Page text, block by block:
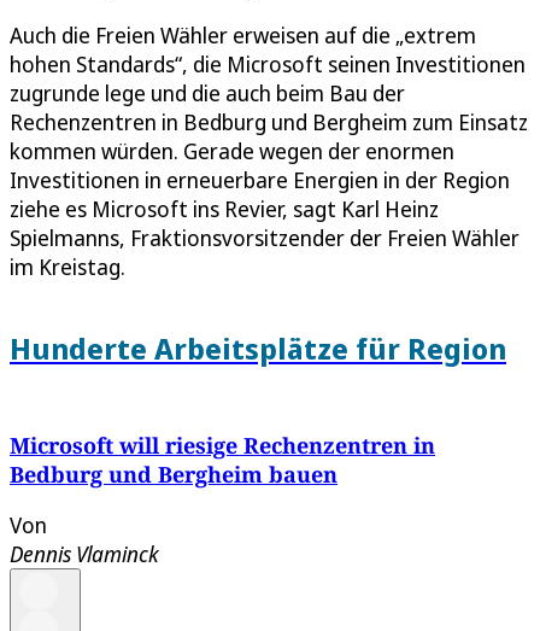
Auch die Freien Wähler erweisen auf die „extrem
hohen Standards“, die Microsoft seinen Investitionen
zugrunde lege und die auch beim Bau der
Rechenzentren in Bedburg und Bergheim zum Einsatz
kommen würden. Gerade wegen der enormen
Investitionen in erneuerbare Energien in der Region
ziehe es Microsoft ins Revier, sagt Karl Heinz
Spielmanns, Fraktionsvorsitzender der Freien Wähler
im Kreistag.
Hunderte Arbeitsplätze für Region
Microsoft will riesige Rechenzentren in
Bedburg und Bergheim bauen
Von
Dennis Vlaminck